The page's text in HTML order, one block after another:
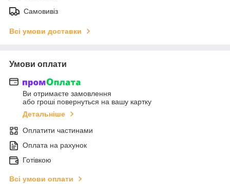
Самовивіз
Всі умови доставки
Умови оплати
Ви отримаєте замовлення
або гроші повернуться на вашу картку
Детальніше
Оплатити частинами
Оплата на рахунок
Готівкою
Всі умови оплати